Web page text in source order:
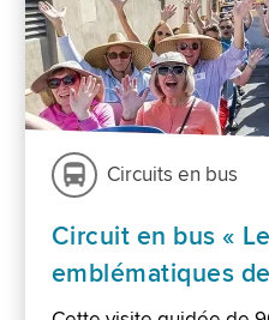
Circuits en bus
Circuit en bus «
emblématiques